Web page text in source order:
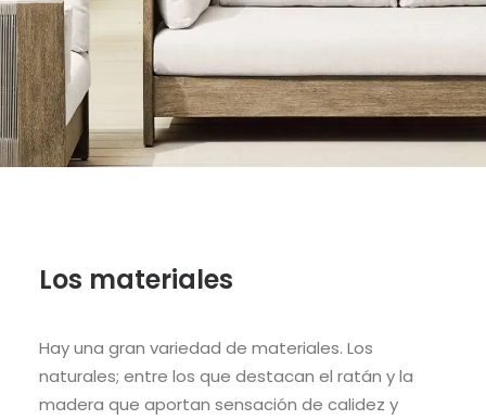
Los materiales
Hay una gran variedad de materiales. Los
naturales; entre los que destacan el ratán y la
madera que aportan sensación de calidez y